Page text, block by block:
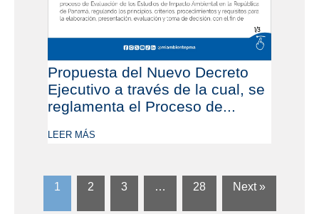
Propuesta del Nuevo Decreto
Ejecutivo a través de la cual, se
reglamenta el Proceso de...
LEER MÁS
1 2 3 … 28 Next »